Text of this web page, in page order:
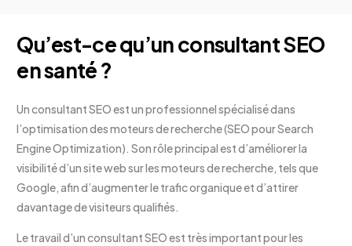
Qu’est-ce qu’un consultant SEO
en santé ?
Un consultant SEO est un professionnel spécialisé dans
l’optimisation des moteurs de recherche (SEO pour Search
Engine Optimization). Son rôle principal est d’améliorer la
visibilité d’un site web sur les moteurs de recherche, tels que
Google, afin d’augmenter le trafic organique et d’attirer
davantage de visiteurs qualifiés.
Le travail d’un consultant SEO est très important pour les